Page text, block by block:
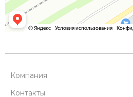
Компания
Контакты